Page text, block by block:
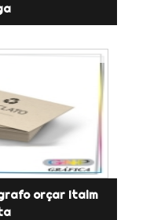
orçar Itaim